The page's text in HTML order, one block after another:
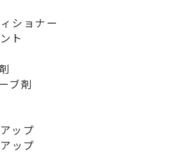
ショナー
ト
ブ剤
ップ
ップ